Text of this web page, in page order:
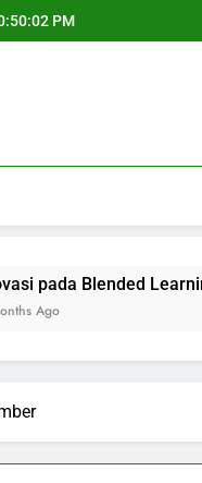
PM
Blended Learning: